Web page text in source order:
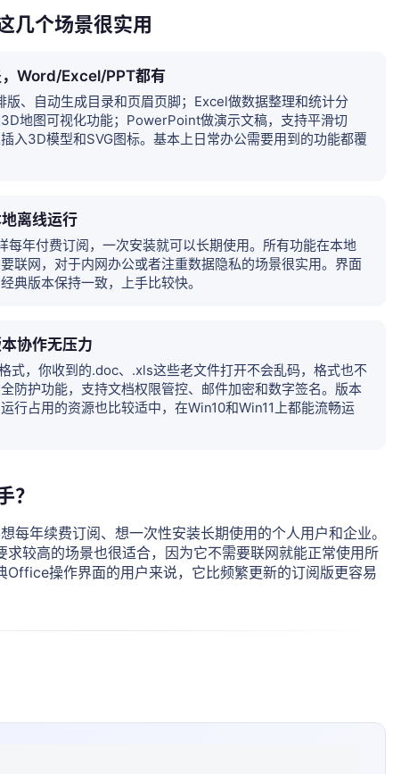
几个场景很实用
Word/Excel/PPT都有
版、自动生成目录和页眉页脚；Excel做数据整理和统计分
地图可视化功能；PowerPoint做演示文稿，支持平滑切
入3D模型和SVG图标。基本上日常办公需要用到的功能都覆
离线运行
年付费订阅，一次安装就可以长期使用。所有功能在本地
联网，对于内网办公或者注重数据隐私的场景很实用。界面
典版本保持一致，上手比较快。
协作无压力
式，你收到的.doc、.xls这些老文件打开不会乱码，格式也不
防护功能，支持文档权限管控、邮件加密和数字签名。版本
行占用的资源也比较适中，在Win10和Win11上都能流畅运
？
每年续费订阅、想一次性安装长期使用的个人用户和企业。
求较高的场景也很适合，因为它不需要联网就能正常使用所
Office操作界面的用户来说，它比频繁更新的订阅版更容易